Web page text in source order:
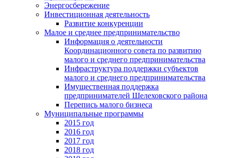
Энергосбережение
Инвестиционная деятельность
Развитие конкуренции
Малое и среднее предпринимательство
Информация о деятельности
Координационного совета по развитию
малого и среднего предпринимательства
Инфраструктура поддержки субъектов
малого и среднего предпринимательства
Имущественная поддержка
предпринимателей Шелеховского района
Перепись малого бизнеса
Муниципальные программы
2015 год
2016 год
2017 год
2018 год